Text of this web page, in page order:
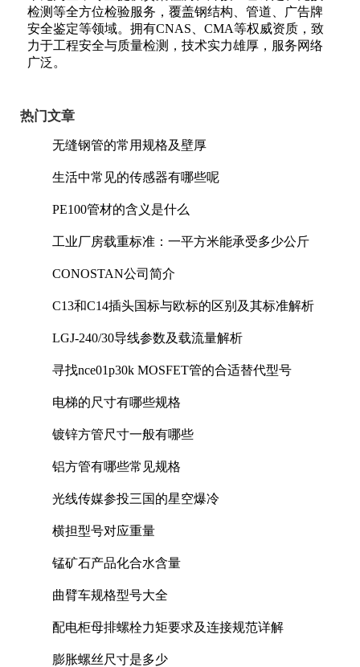
检测等全方位检验服务，覆盖钢结构、管道、广告牌
安全鉴定等领域。拥有CNAS、CMA等权威资质，致
力于工程安全与质量检测，技术实力雄厚，服务网络
广泛。
热门文章
无缝钢管的常用规格及壁厚
生活中常见的传感器有哪些呢
PE100管材的含义是什么
工业厂房载重标准：一平方米能承受多少公斤
CONOSTAN公司简介
C13和C14插头国标与欧标的区别及其标准解析
LGJ-240/30导线参数及载流量解析
寻找nce01p30k MOSFET管的合适替代型号
电梯的尺寸有哪些规格
镀锌方管尺寸一般有哪些
铝方管有哪些常见规格
光线传媒参投三国的星空爆冷
横担型号对应重量
锰矿石产品化合水含量
曲臂车规格型号大全
配电柜母排螺栓力矩要求及连接规范详解
膨胀螺丝尺寸是多少